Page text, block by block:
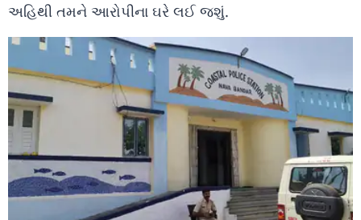
અહિથી તમને આરોપીના ઘરે લઈ જશું.